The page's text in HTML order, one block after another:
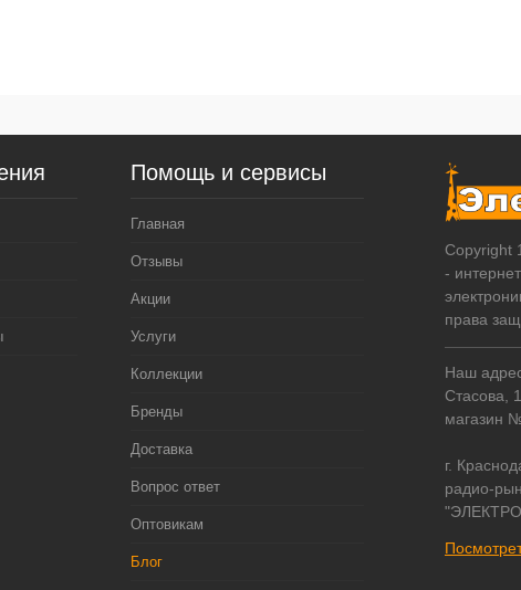
Помощь и сервисы
Главная
Отзывы
Акции
Услуги
Коллекции
Бренды
Доставка
Вопрос ответ
Оптовикам
Блог
Copyright
-
права
Наш
Стасова,
магазин
г.
радио-